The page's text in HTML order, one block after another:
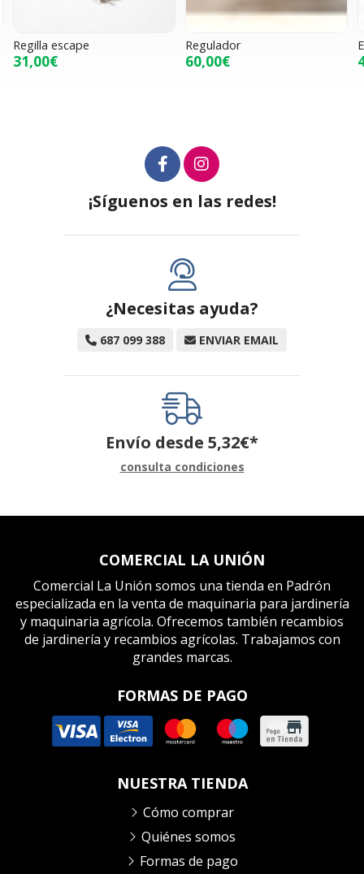
Regilla escape
31,00€
Regulador
60,00€
¡Síguenos en las redes!
¿Necesitas ayuda?
687 099 388 ENVIAR EMAIL
Envío desde 5,32€*
consulta condiciones
COMERCIAL LA UNIÓN
Comercial La Unión somos una tienda en Padrón
especializada en la venta de maquinaria para jardinería
y maquinaria agrícola. Ofrecemos también recambios
de jardinería y recambios agrícolas. Trabajamos con
grandes marcas.
FORMAS DE PAGO
NUESTRA TIENDA
Cómo comprar
Quiénes somos
Formas de pago